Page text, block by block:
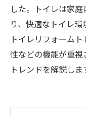
した。トイレは家
り、快適なトイレ
トイレリフォーム
性などの機能が重
トレンドを解説しま